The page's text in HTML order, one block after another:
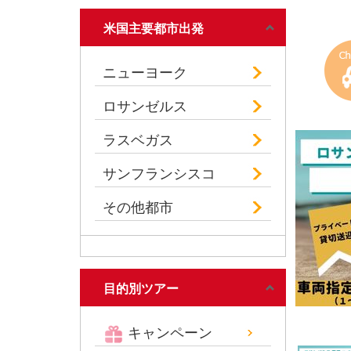
米国主要都市出発
ニューヨーク
ロサンゼルス
ラスベガス
サンフランシスコ
その他都市
目的別ツアー
キャンペーン